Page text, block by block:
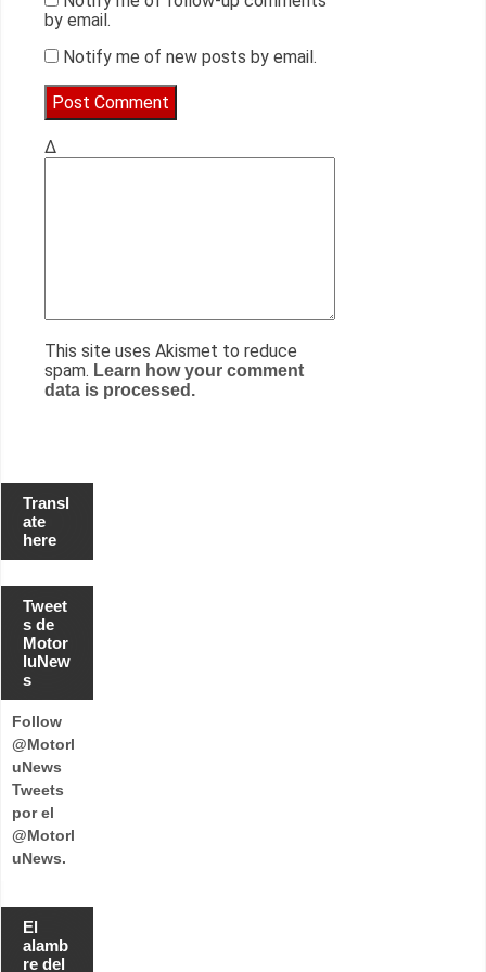
by email.
Notify me of new posts by email.
Δ
This site uses Akismet to reduce
spam. Learn how your comment
data is processed.
Transl
ate
here
Tweet
s de
Motor
luNew
s
Follow
@Motorl
uNews
Tweets
por el
@Motorl
uNews.
El
alamb
re del